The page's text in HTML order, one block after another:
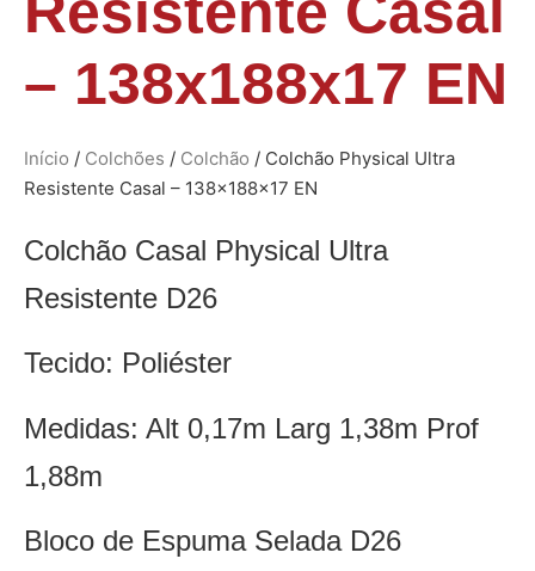
– 138x188x17 EN
Início / Colchões / Colchão / Colchão Physical Ultra
Resistente Casal – 138x188x17 EN
Colchão Casal Physical Ultra
Resistente D26
Tecido: Poliéster
Medidas: Alt 0,17m Larg 1,38m Prof
1,88m
Bloco de Espuma Selada D26